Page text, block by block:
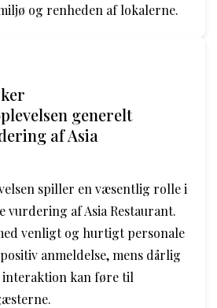
og renheden af lokalerne.
generelt
af Asia
spiller en væsentlig rolle i
vurdering af Asia Restaurant.
venligt og hurtigt personale
anmeldelse, mens dårlig
interaktion kan føre til